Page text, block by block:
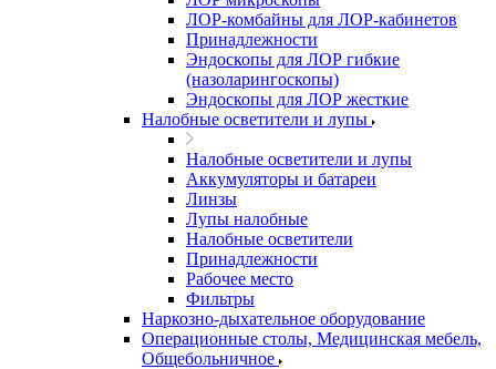
ЛОР-комбайны для ЛОР-кабинетов
Принадлежности
Эндоскопы для ЛОР гибкие
(назоларингоскопы)
Эндоскопы для ЛОР жесткие
Налобные осветители и лупы
Налобные осветители и лупы
Аккумуляторы и батареи
Линзы
Лупы налобные
Налобные осветители
Принадлежности
Рабочее место
Фильтры
Наркозно-дыхательное оборудование
Операционные столы, Медицинская мебель,
Общебольничное